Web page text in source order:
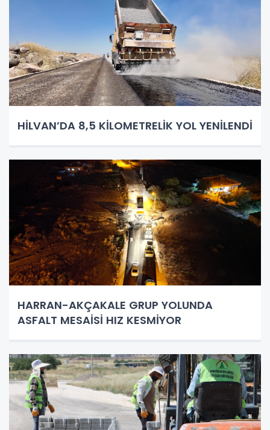
HİLVAN’DA 8,5 KİLOMETRELİK YOL YENİLENDİ
HARRAN-AKÇAKALE GRUP YOLUNDA
ASFALT MESAİSİ HIZ KESMİYOR